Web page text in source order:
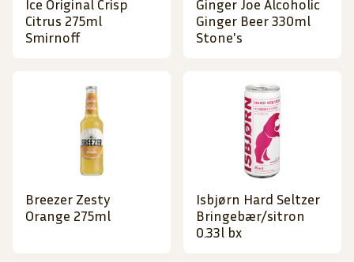
Ice Original Crisp
Citrus 275ml
Smirnoff
Ginger Joe Alcoholic
Ginger Beer 330ml
Stone's
Breezer Zesty
Orange 275ml
Isbjørn Hard Seltzer
Bringebær/sitron
0.33l bx